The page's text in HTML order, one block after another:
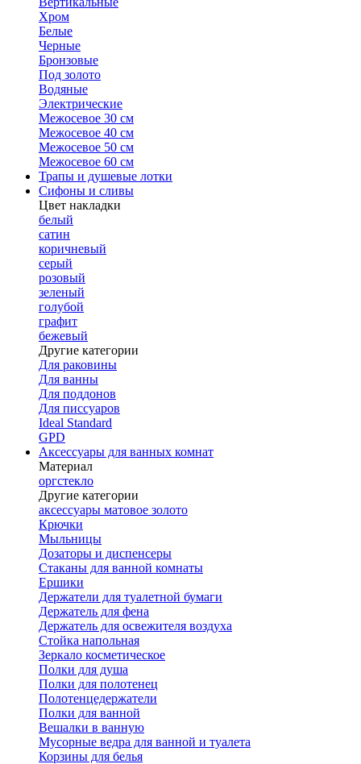
Хром
Белые
Черные
Бронзовые
Под золото
Водяные
Электрические
Межосевое 30 см
Межосевое 40 см
Межосевое 50 см
Межосевое 60 см
Трапы и душевые лотки
Сифоны и сливы
Цвет накладки
белый
сатин
коричневый
серый
розовый
зеленый
голубой
графит
бежевый
Другие категории
Для раковины
Для ванны
Для поддонов
Для писсуаров
Ideal Standard
GPD
Аксессуары для ванных комнат
Материал
оргстекло
Другие категории
аксессуары матовое золото
Крючки
Мыльницы
Дозаторы и диспенсеры
Стаканы для ванной комнаты
Ершики
Держатели для туалетной бумаги
Держатель для фена
Держатель для освежителя воздуха
Стойка напольная
Зеркало косметическое
Полки для душа
Полки для полотенец
Полотенцедержатели
Полки для ванной
Вешалки в ванную
Мусорные ведра для ванной и туалета
Корзины для белья